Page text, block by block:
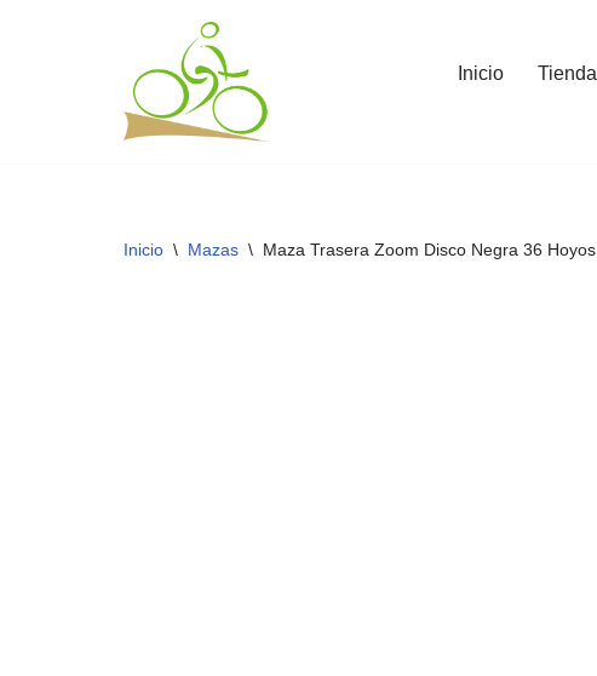
Inicio Tienda
Inicio \ Mazas \ Maza Trasera Zoom Disco Negra 36 Hoyos